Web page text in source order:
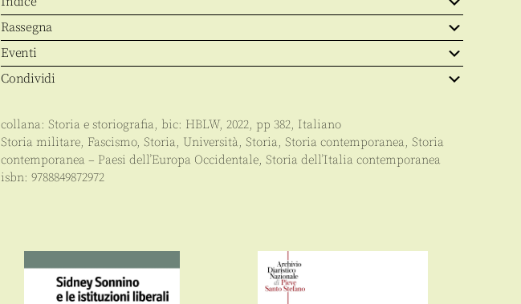
Rassegna
Eventi
Condividi
collana: Storia e storiografia, bic: HBLW, 2022, pp 382, Italiano
Storia militare, Fascismo, Storia, Università, Storia, Storia contemporanea, Storia
contemporanea – Paesi dell’Europa Occidentale, Storia dell’Italia contemporanea
isbn: 9788849872972